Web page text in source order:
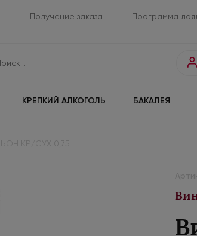
Получение заказа Программа
КРЕПКИЙ АЛКОГОЛЬ БАКАЛЕЯ